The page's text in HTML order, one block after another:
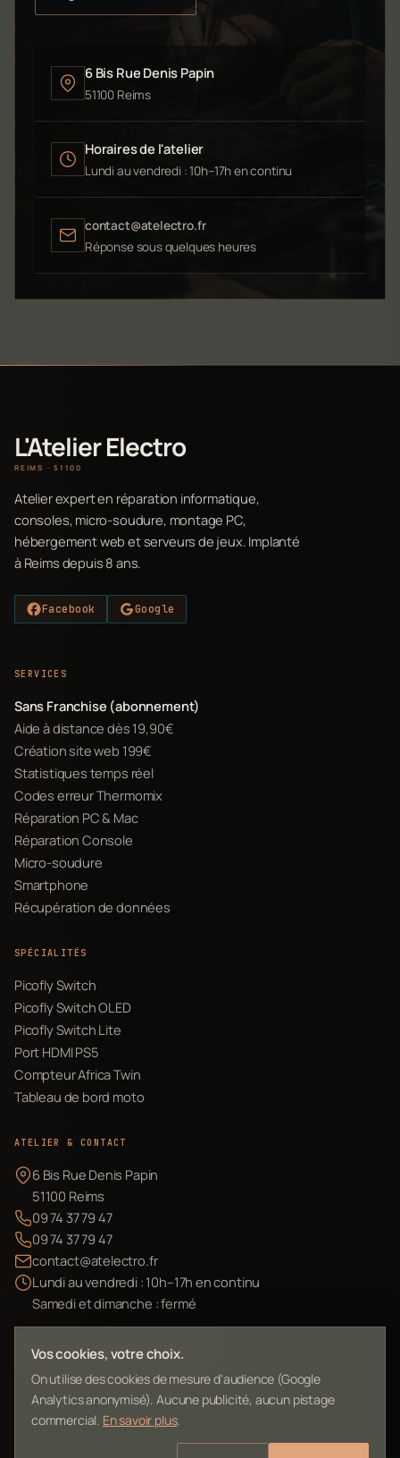
6 Bis Rue Denis Papin
51100 Reims
Horaires de l'atelier
Lundi au vendredi : 10h–17h en continu
contact@atelectro.fr
Réponse sous quelques heures
L'Atelier Electro
REIMS · 51100
Atelier expert en réparation informatique,
consoles, micro-soudure, montage PC,
hébergement web et serveurs de jeux. Implanté
à Reims depuis 8 ans.
Facebook Google
SERVICES
Sans Franchise (abonnement)
Aide à distance dès 19,90€
Création site web 199€
Statistiques temps réel
Codes erreur Thermomix
Réparation PC & Mac
Réparation Console
Micro-soudure
Smartphone
Récupération de données
SPÉCIALITÉS
Picofly Switch
Picofly Switch OLED
Picofly Switch Lite
Port HDMI PS5
Compteur Africa Twin
Tableau de bord moto
ATELIER & CONTACT
6 Bis Rue Denis Papin
51100 Reims
09 74 37 79 47
09 74 37 79 47
contact@atelectro.fr
Lundi au vendredi : 10h–17h en continu
Samedi et dimanche : fermé
Envoyer mon matériel
Vos cookies, votre choix.
On utilise des cookies de mesure d'audience (Google
Analytics anonymisé). Aucune publicité, aucun pistage
commercial. En savoir plus.